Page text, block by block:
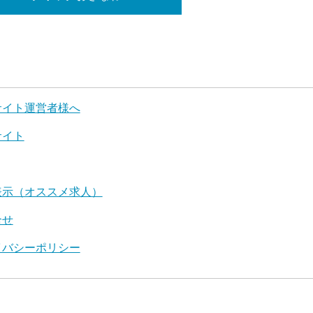
ト運営者様へ
ト
（オススメ求人）
シーポリシー